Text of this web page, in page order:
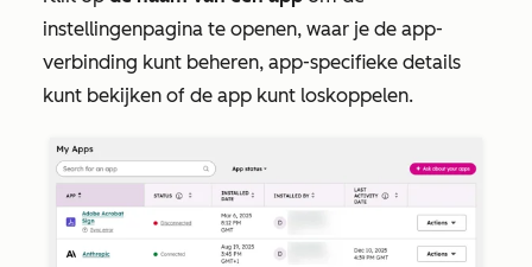
instellingenpagina te openen, waar je de app-
verbinding kunt beheren, app-specifieke details
kunt bekijken of de app kunt loskoppelen.